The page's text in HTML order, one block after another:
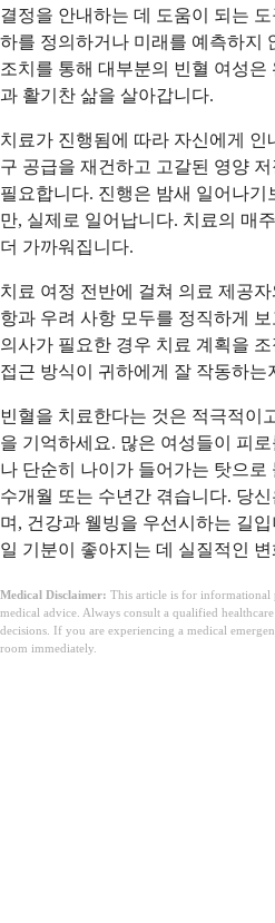
결정을 안내하는 데 도움이 되는
하를 정의하거나 미래를 예측하지
조치를 통해 대부분의 빈혈 여성은
과 활기찬 삶을 살아갑니다.
치료가 진행됨에 따라 자신에게 인
구 공급을 재건하고 고갈된 영양
필요합니다. 진행은 밤새 일어나기
만, 실제로 일어납니다. 치료의 매
더 가까워집니다.
치료 여정 전반에 걸쳐 의료 제공
항과 우려 사항 모두를 정직하게
의사가 필요한 경우 치료 계획을
접근 방식이 귀하에게 잘 작동하는
빈혈을 치료한다는 것은 적극적이
을 기억하세요. 많은 여성들이 피
나 단순히 나이가 들어가는 탓으
수개월 또는 수년간 겪습니다. 당
며, 건강과 웰빙을 우선시하는 길
일 기분이 좋아지는 데 실질적인
Medical Disclaimer: This article is for informational
medical advice. Always consult a qualified
decisions. If you are experiencing a medical
room immediately.